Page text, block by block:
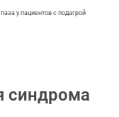
у пациентов с подагрой
синдрома